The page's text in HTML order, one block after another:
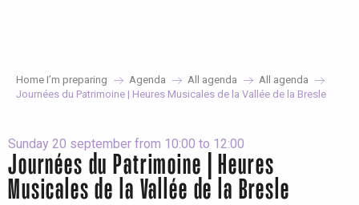
Home I’m preparing Agenda All agenda
All agenda
Journées du Patrimoine | Heures Musicales de la Vallée de la Bresle
Sunday 20 september from 10:00 to 12:00
Journées du Patrimoine | Heures
Musicales de la Vallée de la Bresle